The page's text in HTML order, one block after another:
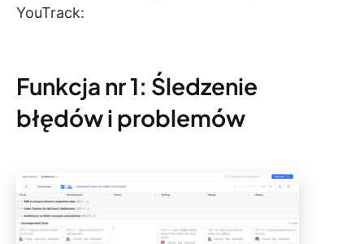
YouTrack:
Funkcja nr 1: Śledzenie
błędów i problemów